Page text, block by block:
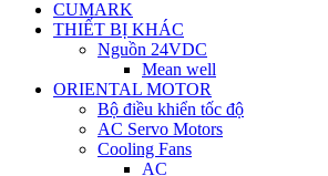
CUMARK
THIẾT BỊ KHÁC
Nguồn 24VDC
Mean well
ORIENTAL MOTOR
Bộ điều khiển tốc độ
AC Servo Motors
Cooling Fans
AC